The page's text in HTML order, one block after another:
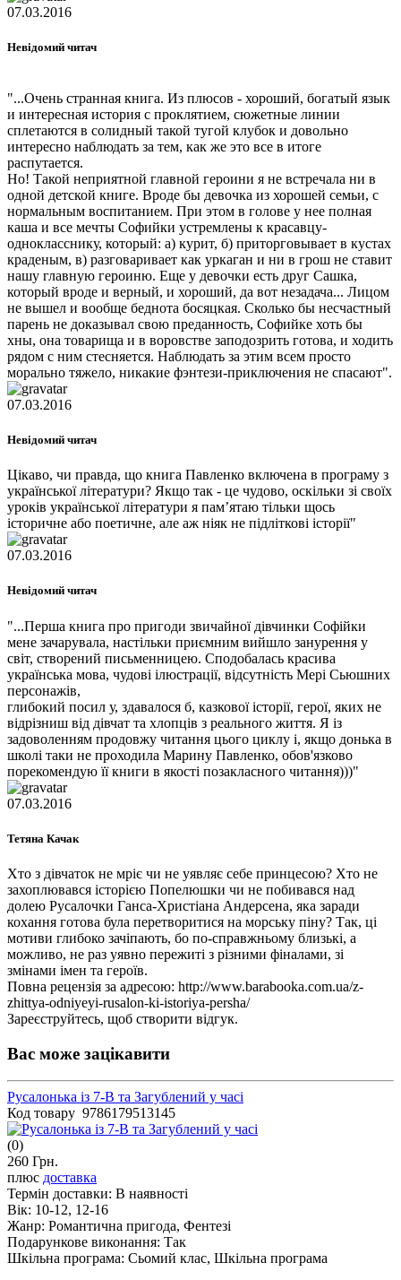
07.03.2016
Невідомий читач
"...Очень странная книга. Из плюсов - хороший, богатый язык
и интересная история с проклятием, сюжетные линии
сплетаются в солидный такой тугой клубок и довольно
интересно наблюдать за тем, как же это все в итоге
распутается.
Но! Такой неприятной главной героини я не встречала ни в
одной детской книге. Вроде бы девочка из хорошей семьи, с
нормальным воспитанием. При этом в голове у нее полная
каша и все мечты Софийки устремлены к красавцу-
однокласснику, который: а) курит, б) приторговывает в кустах
краденым, в) разговаривает как уркаган и ни в грош не ставит
нашу главную героиню. Еще у девочки есть друг Сашка,
который вроде и верный, и хороший, да вот незадача... Лицом
не вышел и вообще беднота босяцкая. Сколько бы несчастный
парень не доказывал свою преданность, Софийке хоть бы
хны, она товарища и в воровстве заподозрить готова, и ходить
рядом с ним стесняется. Наблюдать за этим всем просто
морально тяжело, никакие фэнтези-приключения не спасают".
07.03.2016
Невідомий читач
Цікаво, чи правда, що книга Павленко включена в програму з
української літератури? Якщо так - це чудово, оскільки зі своїх
уроків української літератури я пам’ятаю тільки щось
історичне або поетичне, але аж ніяк не підліткові історії"
07.03.2016
Невідомий читач
"...Перша книга про пригоди звичайної дівчинки Софійки
мене зачарувала, настільки приємним вийшло занурення у
світ, створений письменницею. Сподобалась красива
українська мова, чудові ілюстрації, відсутність Мері Сьюшних
персонажів,
глибокий посил у, здавалося б, казкової історії, герої, яких не
відрізниш від дівчат та хлопців з реального життя. Я із
задоволенням продовжу читання цього циклу і, якщо донька в
школі таки не проходила Марину Павленко, обов'язково
порекомендую її книги в якості позакласного читання)))"
07.03.2016
Тетяна Качак
Хто з дівчаток не мріє чи не уявляє себе принцесою? Хто не
захоплювався історією Попелюшки чи не побивався над
долею Русалочки Ганса-Христіана Андерсена, яка заради
кохання готова була перетворитися на морську піну? Так, ці
мотиви глибоко зачіпають, бо по-справжньому близькі, а
можливо, не раз уявно пережиті з різними фіналами, зі
змінами імен та героїв.
Повна рецензія за адресою: http://www.barabooka.com.ua/z-
zhittya-odniyeyi-rusalon-ki-istoriya-persha/
Зареєструйтесь, щоб створити відгук.
Вас може зацікавити
Русалонька із 7-В та Загублений у часі
Код товару 9786179513145
(0)
260 Грн.
плюс доставка
Термін доставки: В наявності
Вік: 10-12, 12-16
Жанр: Романтична пригода, Фентезі
Подарункове виконання: Так
Шкільна програма: Сьомий клас, Шкільна програма